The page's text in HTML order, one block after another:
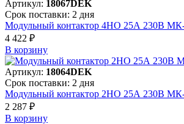
Артикул: 18067DEK
Срок поставки: 2 дня
Модульный контактор 4НО 25А 230В
4 422 ₽
В корзинy
Артикул: 18064DEK
Срок поставки: 2 дня
Модульный контактор 2НО 25А 230В
2 287 ₽
В корзинy